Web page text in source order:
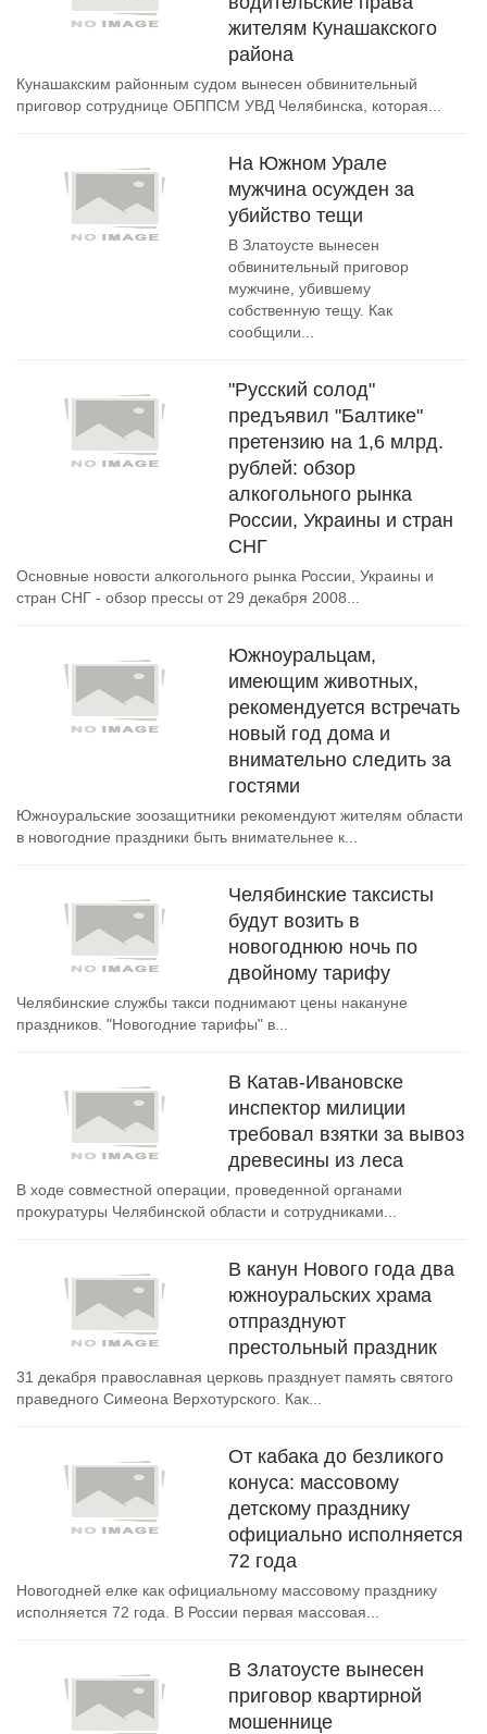
жителям Кунашакского
района
Кунашакским районным судом вынесен обвинительный
приговор сотруднице ОБППСМ УВД Челябинска, которая...
На Южном Урале
мужчина осужден за
убийство тещи
В Златоусте вынесен
обвинительный приговор
мужчине, убившему
собственную тещу. Как
сообщили...
"Русский солод"
предъявил "Балтике"
претензию на 1,6 млрд.
рублей: обзор
алкогольного рынка
России, Украины и стран
СНГ
Основные новости алкогольного рынка России, Украины и
стран СНГ - обзор прессы от 29 декабря 2008...
Южноуральцам,
имеющим животных,
рекомендуется встречать
новый год дома и
внимательно следить за
гостями
Южноуральские зоозащитники рекомендуют жителям области
в новогодние праздники быть внимательнее к...
Челябинские таксисты
будут возить в
новогоднюю ночь по
двойному тарифу
Челябинские службы такси поднимают цены накануне
праздников. "Новогодние тарифы" в...
В Катав-Ивановске
инспектор милиции
требовал взятки за вывоз
древесины из леса
В ходе совместной операции, проведенной органами
прокуратуры Челябинской области и сотрудниками...
В канун Нового года два
южноуральских храма
отпразднуют
престольный праздник
31 декабря православная церковь празднует память святого
праведного Симеона Верхотурского. Как...
От кабака до безликого
конуса: массовому
детскому празднику
официально исполняется
72 года
Новогодней елке как официальному массовому празднику
исполняется 72 года. В России первая массовая...
В Златоусте вынесен
приговор квартирной
мошеннице